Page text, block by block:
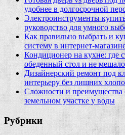
удобнее в долгосрочной
Электроинструменты
руководство для умного
Как правильно выбрать и
систему в
Кондиционер на кухне: где
обеденный стол и не мешало
Дизайнерский ремонт под
интерьеру без лишних
Сложности и преимущества
земельном участке у воды
Рубрики